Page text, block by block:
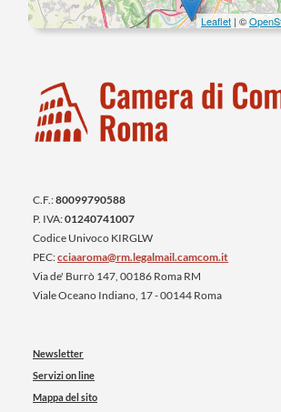
Leaflet | ©
C.F.:80099790588
P. IVA:01240741007
Codice Univoco KIRGLW
PEC:cciaaroma@rm.legalmail.camcom.it
Via de' Burrò 147, 00186 Roma RM
Viale Oceano Indiano, 17 - 00144 Roma
Newsletter
Servizi on line
Mappa del sito